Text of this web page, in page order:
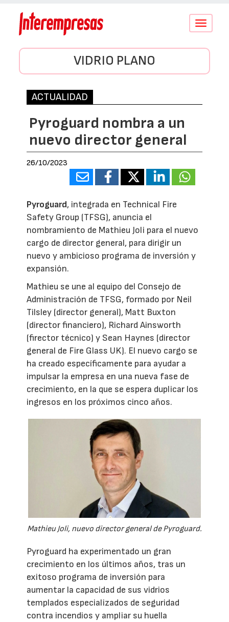
Conmutar
VIDRIO PLANO
ACTUALIDAD
Pyroguard nombra a un
nuevo director general
26/10/2023
Pyroguard, integrada en Technical Fire
Safety Group (TFSG), anuncia el
nombramiento de Mathieu Joli para el nuevo
cargo de director general, para dirigir un
nuevo y ambicioso programa de inversión y
expansión.
Mathieu se une al equipo del Consejo de
Administración de TFSG, formado por Neil
Tilsley (director general), Matt Buxton
(director financiero), Richard Ainsworth
(firector técnico) y Sean Haynes (director
general de Fire Glass UK). El nuevo cargo se
ha creado específicamente para ayudar a
impulsar la empresa en una nueva fase de
crecimiento, en la que se espera duplicar los
ingresos en los próximos cinco años.
Mathieu Joli, nuevo director general de Pyroguard.
Pyroguard ha experimentado un gran
crecimiento en los últimos años, tras un
exitoso programa de inversión para
aumentar la capacidad de sus vidrios
templados especializados de seguridad
contra incendios y ampliar su huella